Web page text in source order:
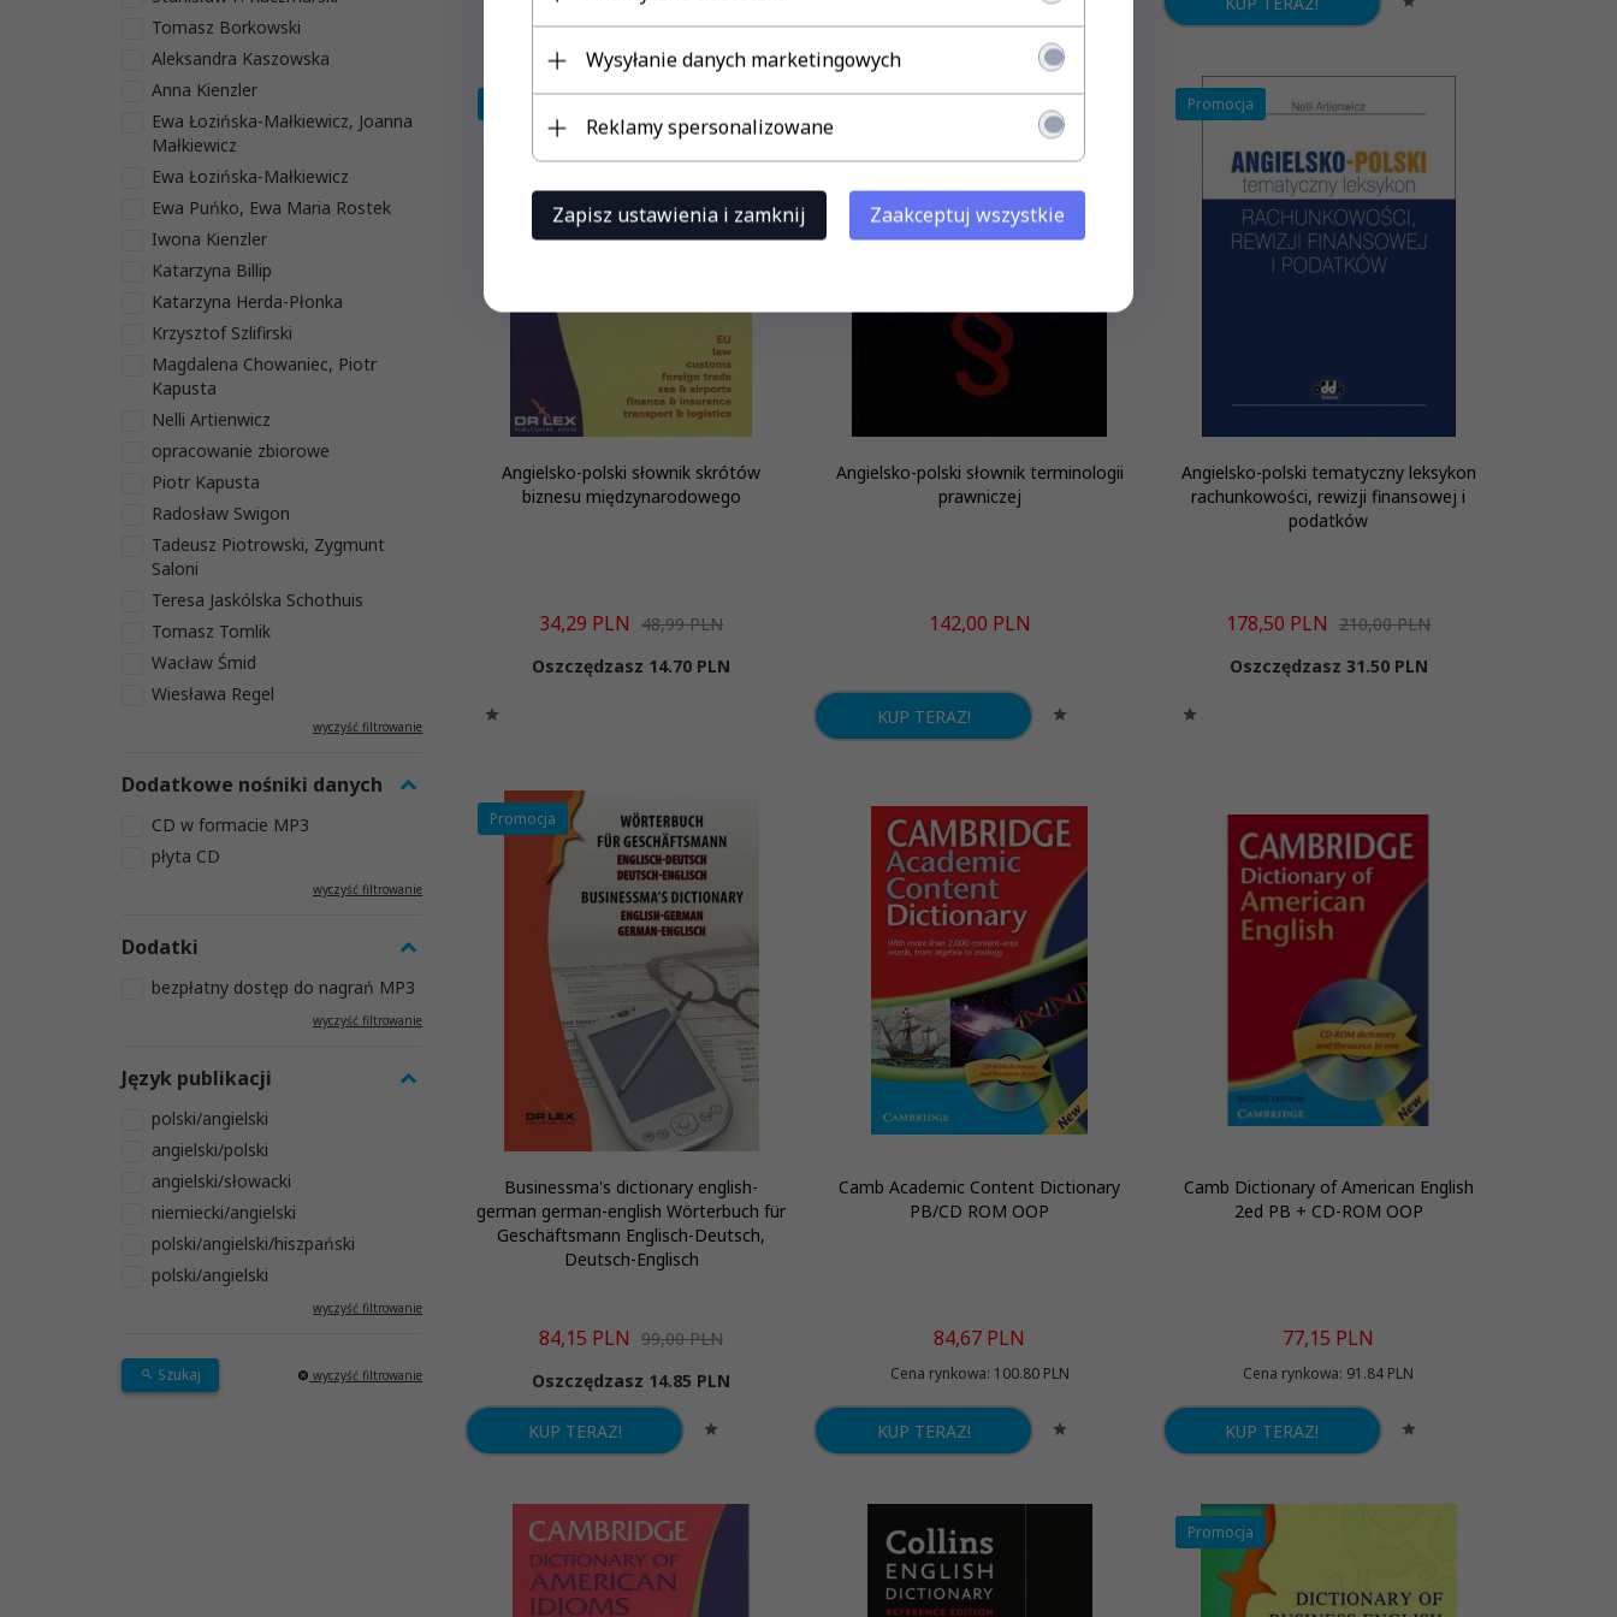
Tomasz Borkowski
Aleksandra Kaszowska
Anna Kienzler
Ewa Łozińska-Małkiewicz, Joanna
Małkiewicz
Ewa Łozińska-Małkiewicz
Ewa Puńko, Ewa Maria Rostek
Iwona Kienzler
Katarzyna Billip
Katarzyna Herda-Płonka
Krzysztof Szlifirski
Magdalena Chowaniec, Piotr
Kapusta
Nelli Artienwicz
opracowanie zbiorowe
Piotr Kapusta
Radosław Swigon
Tadeusz Piotrowski, Zygmunt
Saloni
Teresa Jaskólska Schothuis
Tomasz Tomlik
Wacław Śmid
Wiesława Regel
wyczyść filtrowanie
Dodatkowe nośniki danych
CD w formacie MP3
płyta CD
wyczyść filtrowanie
Dodatki
bezpłatny dostęp do nagrań MP3
wyczyść filtrowanie
Język publikacji
polski/angielski
angielski/polski
angielski/słowacki
niemiecki/angielski
polski/angielski/hiszpański
polski/angielski
wyczyść filtrowanie
Szukaj wyczyść filtrowanie
Angielsko-polski słownik skrótów
biznesu międzynarodowego
34,29 PLN 48,99 PLN
Oszczędzasz 14.70 PLN
Angielsko-polski słownik terminologii
prawniczej
142,00 PLN
KUP TERAZ!
Promocja
Angielsko-polski tematyczny leksykon
rachunkowości, rewizji finansowej i
podatków
178,50 PLN 210,00 PLN
Oszczędzasz 31.50 PLN
Promocja
Businessma's dictionary english-
german german-english Wörterbuch für
Geschäftsmann Englisch-Deutsch,
Deutsch-Englisch
84,15 PLN 99,00 PLN
Oszczędzasz 14.85 PLN
KUP TERAZ!
Camb Academic Content Dictionary
PB/CD ROM OOP
84,67 PLN
Cena rynkowa: 100.80 PLN
KUP TERAZ!
Camb Dictionary of American English
2ed PB + CD-ROM OOP
77,15 PLN
Cena rynkowa: 91.84 PLN
KUP TERAZ!
Promocja
Wysyłanie danych marketingowych
Reklamy spersonalizowane
Zapisz ustawienia i zamknij Zaakceptuj wszystkie